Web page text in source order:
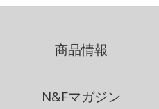
商品情報
N&Fマガジン